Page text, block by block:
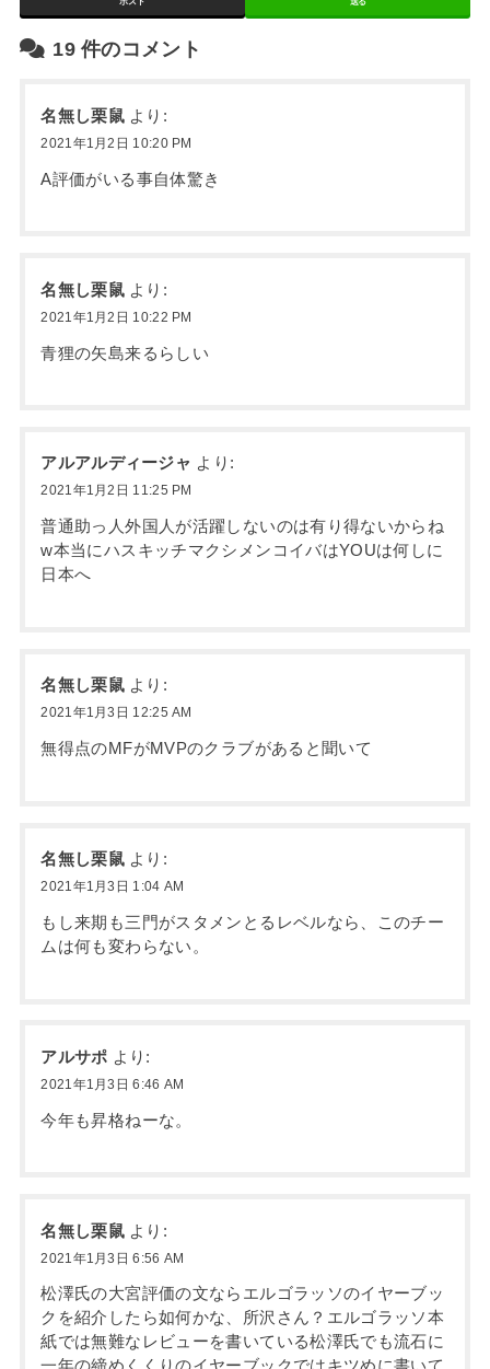
19件のコメント
名無し栗鼠 より:
2021年1月2日 10:20 PM
A評価がいる事自体驚き
名無し栗鼠 より:
2021年1月2日 10:22 PM
青狸の矢島来るらしい
アルアルディージャ より:
2021年1月2日 11:25 PM
普通助っ人外国人が活躍しないのは有り得ないからね‪
w本当にハスキッチマクシメンコイバはYOUは何しに
日本へ
名無し栗鼠 より:
2021年1月3日 12:25 AM
無得点のMFがMVPのクラブがあると聞いて
名無し栗鼠 より:
2021年1月3日 1:04 AM
もし来期も三門がスタメンとるレベルなら、このチー
ムは何も変わらない。
アルサポ より:
2021年1月3日 6:46 AM
今年も昇格ねーな。
名無し栗鼠 より:
2021年1月3日 6:56 AM
松澤氏の大宮評価の文ならエルゴラッソのイヤーブッ
クを紹介したら如何かな、所沢さん？エルゴラッソ本
紙では無難なレビューを書いている松澤氏でも流石に